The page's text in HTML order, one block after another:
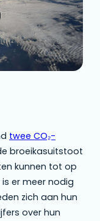
twee CO₂-
broeikasuitstoot
kunnen tot op
er meer nodig
zich aan hun
over hun